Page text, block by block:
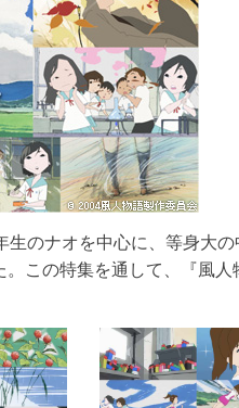
生のナオを中心に、等身大
この特集を通して、『風人